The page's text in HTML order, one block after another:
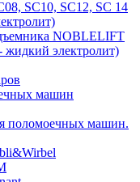
SC10, SC12, SC 14
NOBLELIFT
жидкий электролит)
машин
поломоечных машин.